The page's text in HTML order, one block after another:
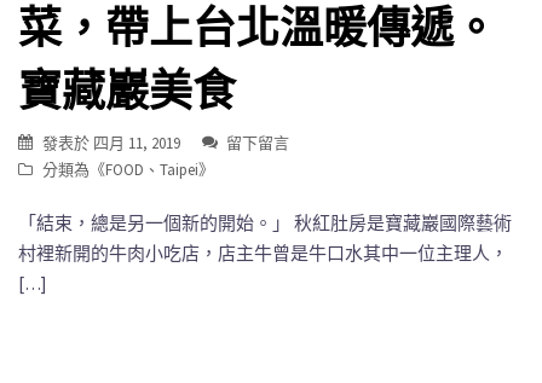
菜，帶上台北溫暖傳遞。
寶藏巖美食
發表於 四月 11, 2019
留下留言
分類為《FOOD 、 Taipei》
「結束，總是另一個新的開始。」 秋紅肚房是寶藏巖國際藝術
村裡新開的牛肉小吃店，店主牛曾是牛口水其中一位主理人，
[…]